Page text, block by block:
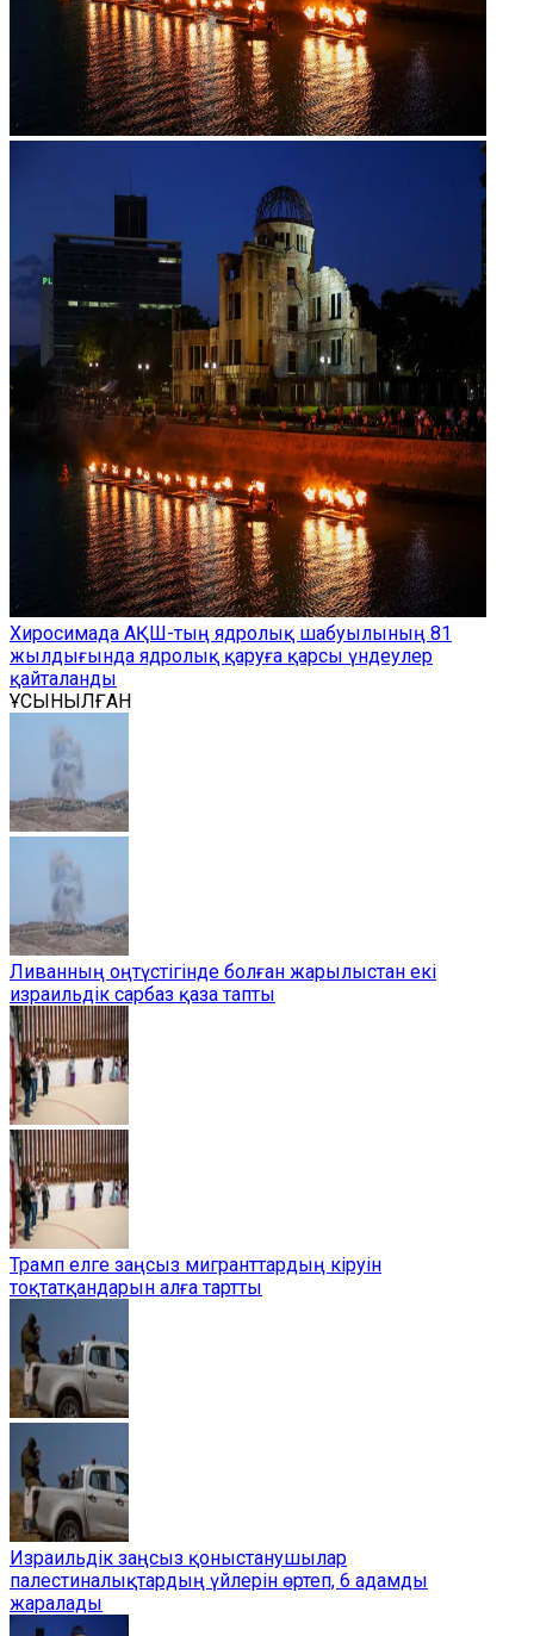
Хиросимада АҚШ-тың ядролық шабуылының 81
жылдығында ядролық қаруға қарсы үндеулер
қайталанды
ҰСЫНЫЛҒАН
Ливанның оңтүстігінде болған жарылыстан екі
израильдік сарбаз қаза тапты
Трамп елге заңсыз мигранттардың кіруін
тоқтатқандарын алға тартты
Израильдік заңсыз қоныстанушылар
палестиналықтардың үйлерін өртеп, 6 адамды
жаралады